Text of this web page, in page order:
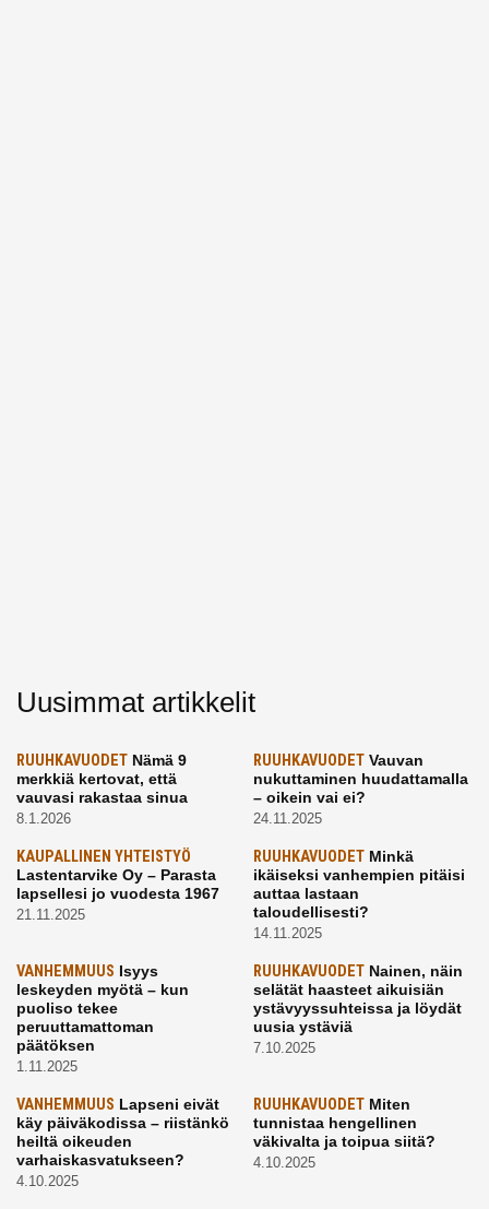
Uusimmat artikkelit
RUUHKAVUODET Nämä 9
merkkiä kertovat, että
vauvasi rakastaa sinua
8.1.2026
RUUHKAVUODETVauvan
nukuttaminen huudattamalla
– oikein vai ei?
24.11.2025
KAUPALLINEN YHTEISTYÖ
Lastentarvike Oy – Parasta
lapsellesi jo vuodesta 1967
21.11.2025
RUUHKAVUODETMinkä
ikäiseksi vanhempien pitäisi
auttaa lastaan
taloudellisesti?
14.11.2025
VANHEMMUUS Isyys
leskeyden myötä – kun
puoliso tekee
peruuttamattoman
päätöksen
1.11.2025
RUUHKAVUODETNainen, näin
selätät haasteet aikuisiän
ystävyyssuhteissa ja löydät
uusia ystäviä
7.10.2025
VANHEMMUUS Lapseni eivät
käy päiväkodissa – riistänkö
heiltä oikeuden
varhaiskasvatukseen?
4.10.2025
RUUHKAVUODETMiten
tunnistaa hengellinen
väkivalta ja toipua siitä?
4.10.2025